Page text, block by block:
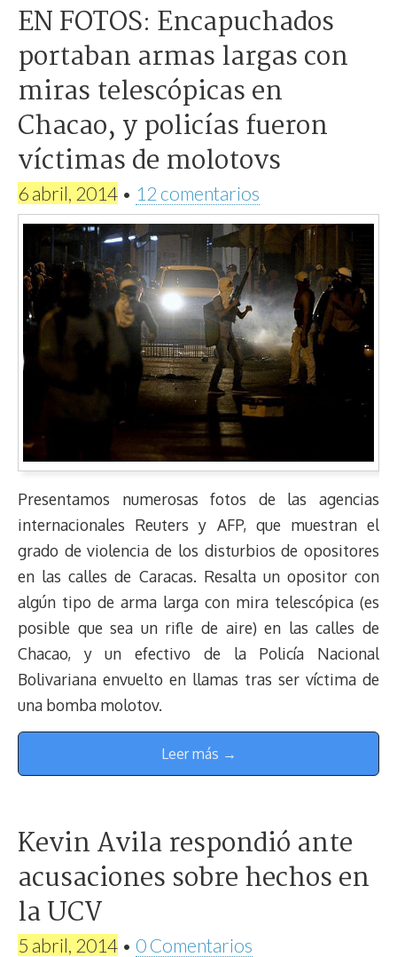
EN FOTOS: Encapuchados
portaban armas largas con
miras telescópicas en
Chacao, y policías fueron
víctimas de molotovs
6 abril, 2014 • 12 comentarios
Presentamos numerosas fotos de las agencias
internacionales Reuters y AFP, que muestran el
grado de violencia de los disturbios de opositores
en las calles de Caracas. Resalta un opositor con
algún tipo de arma larga con mira telescópica (es
posible que sea un rifle de aire) en las calles de
Chacao, y un efectivo de la Policía Nacional
Bolivariana envuelto en llamas tras ser víctima de
una bomba molotov.
Leer más →
Kevin Avila respondió ante
acusaciones sobre hechos en
la UCV
5 abril, 2014 • 0 Comentarios